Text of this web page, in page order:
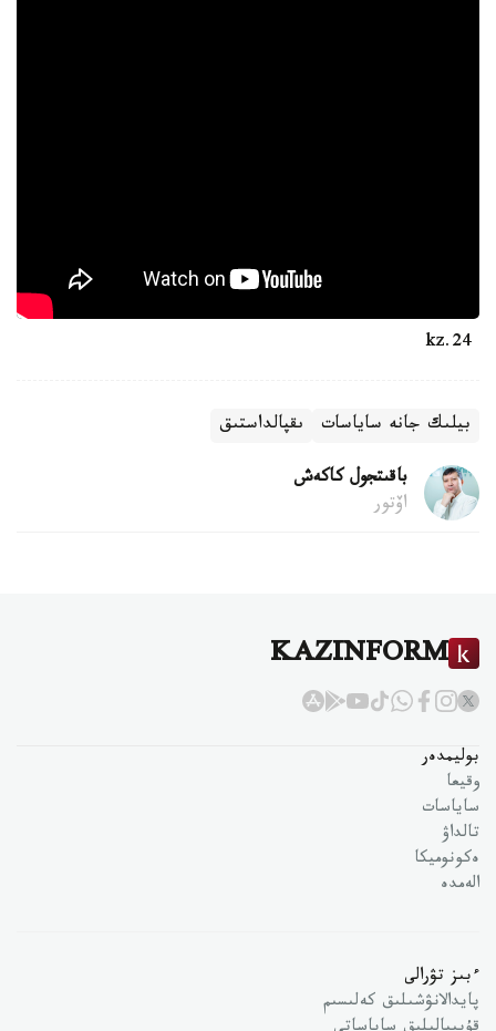
بيلىك جانە ساياسات ىقپالداستىق
باقىتجول كاكەش
اۆتور
KAZINFORM
بوليمدەر
وقيعا
ساياسات
تالداۋ
ەكونوميكا
الەمدە
ءبىز تۋرالى
پايدالانۋشىلىق كەلىسىم